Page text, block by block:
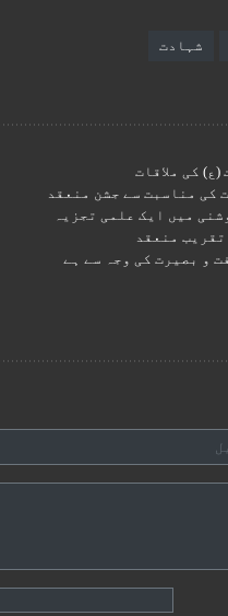
شہادت
کی ملاقات
کی مناسبت سے جشن منعقد
میں ایک علمی تجزیہ
منعقد
و بصیرت کی وجہ سے ہے